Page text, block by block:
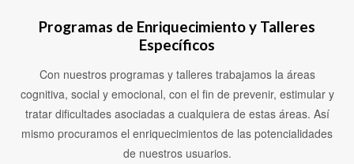
Programas de Enriquecimiento y Talleres
Específicos
Con nuestros programas y talleres trabajamos la áreas
cognitiva, social y emocional, con el fin de prevenir, estimular y
tratar dificultades asociadas a cualquiera de estas áreas. Así
mismo procuramos el enriquecimientos de las potencialidades
de nuestros usuarios.